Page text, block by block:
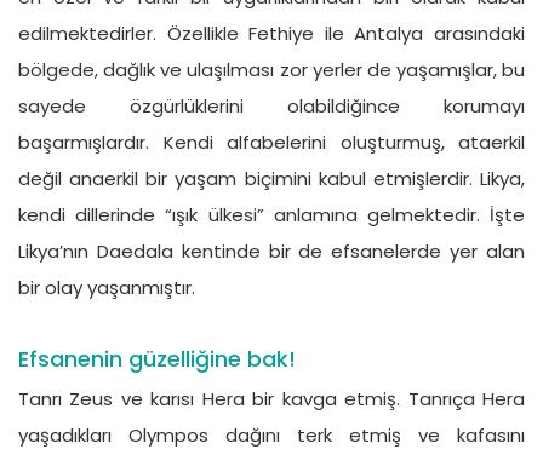
edilmektedirler. Özellikle Fethiye ile Antalya arasındaki
bölgede, dağlık ve ulaşılması zor yerler de yaşamışlar, bu
sayede özgürlüklerini olabildiğince korumayı
başarmışlardır. Kendi alfabelerini oluşturmuş, ataerkil
değil anaerkil bir yaşam biçimini kabul etmişlerdir. Likya,
kendi dillerinde “ışık ülkesi” anlamına gelmektedir. İşte
Likya’nın Daedala kentinde bir de efsanelerde yer alan
bir olay yaşanmıştır.
Efsanenin güzelliğine bak!
Tanrı Zeus ve karısı Hera bir kavga etmiş. Tanrıça Hera
yaşadıkları Olympos dağını terk etmiş ve kafasını